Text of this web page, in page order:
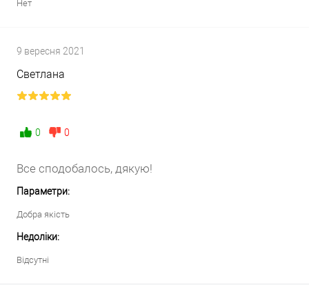
Нет
9 вересня 2021
Светлана
0 0
Все сподобалось, дякую!
Параметри:
Добра якість
Недоліки:
Відсутні